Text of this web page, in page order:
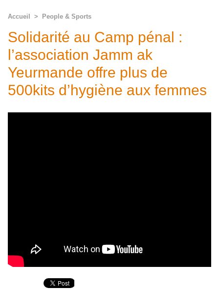
Accueil > People & Sports
Solidarité au Camp pénal :
l’association Jamm ak
Yeurmande offre plus de
500kits d’hygiène aux femmes